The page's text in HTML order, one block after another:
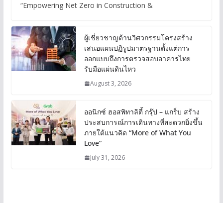
“Empowering Net Zero in Construction &
ผู้เชี่ยวชาญด้านวิศวกรรมโครงสร้าง
เสนอแผนปฏิรูปมาตรฐานตั้งแต่การ
ออกแบบถึงการตรวจสอบอาคารไทย
รับมือแผ่นดินไหว
August 3, 2026
ออนิกซ์ ฮอสพิทาลิตี้ กรุ๊ป – แกร็บ สร้าง
ประสบการณ์การเดินทางที่สะดวกยิ่งขึ้น
ภายใต้แนวคิด “More of What You
Love”
July 31, 2026